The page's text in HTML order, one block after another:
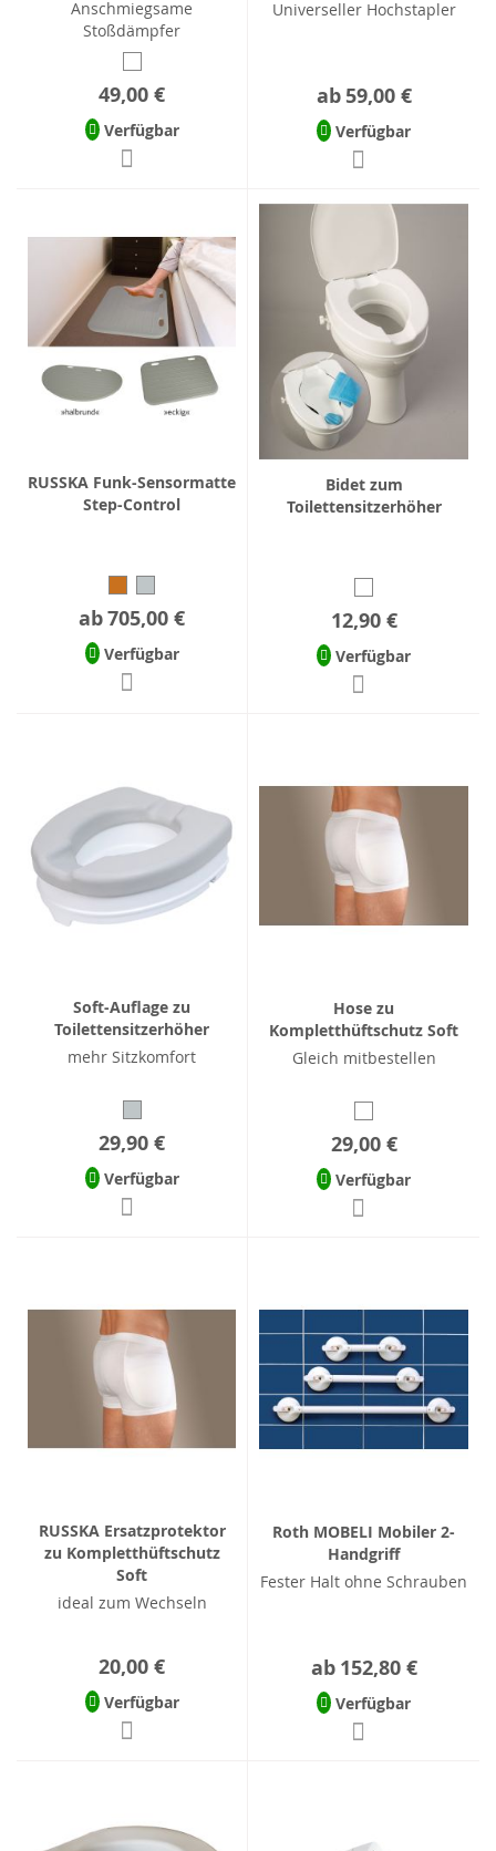
Anschmiegsame
Stoßdämpfer
49,00 €
Verfügbar
Universeller Hochstapler
ab 59,00 €
Verfügbar
RUSSKA Funk-Sensormatte
Step-Control
ab705,00 €
Verfügbar
Bidet zum
Toilettensitzerhöher
12,90 €
Verfügbar
Soft-Auflage zu
Toilettensitzerhöher
mehr Sitzkomfort
29,90 €
Verfügbar
Hose zu
Kompletthüftschutz Soft
Gleich mitbestellen
29,00 €
Verfügbar
RUSSKA Ersatzprotektor
zu Kompletthüftschutz
Soft
ideal zum Wechseln
20,00 €
Verfügbar
Roth MOBELI Mobiler 2-
Handgriff
Fester Halt ohne Schrauben
ab 152,80 €
Verfügbar